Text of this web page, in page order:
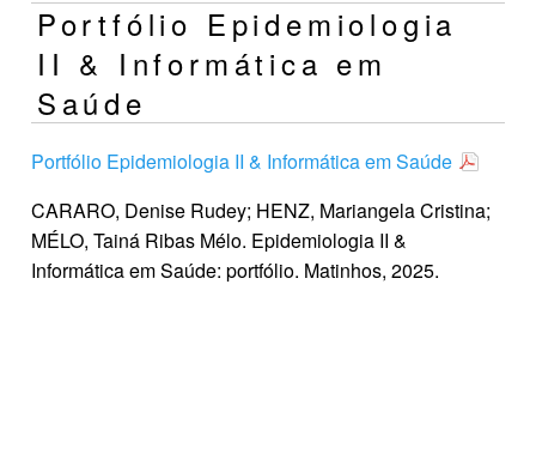
Portfólio Epidemiologia
II & Informática em
Saúde
Portfólio Epidemiologia II & Informática em Saúde
CARARO, Denise Rudey; HENZ, Mariangela Cristina;
MÉLO, Tainá Ribas Mélo. Epidemiologia II &
Informática em Saúde: portfólio. Matinhos, 2025.